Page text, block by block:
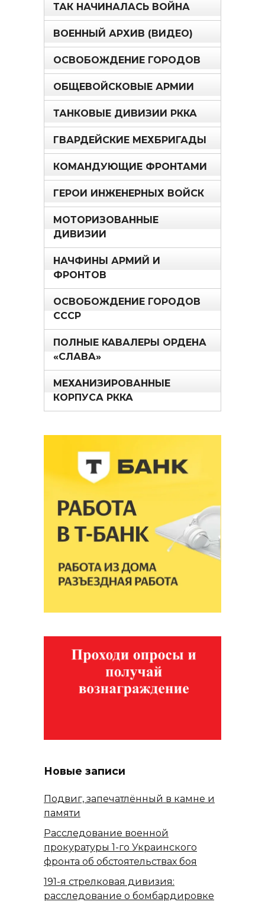
ТАК НАЧИНАЛАСЬ ВОЙНА
ВОЕННЫЙ АРХИВ (ВИДЕО)
ОСВОБОЖДЕНИЕ ГОРОДОВ
ОБЩЕВОЙСКОВЫЕ АРМИИ
ТАНКОВЫЕ ДИВИЗИИ РККА
ГВАРДЕЙСКИЕ МЕХБРИГАДЫ
КОМАНДУЮЩИЕ ФРОНТАМИ
ГЕРОИ ИНЖЕНЕРНЫХ ВОЙСК
МОТОРИЗОВАННЫЕ
ДИВИЗИИ
НАЧФИНЫ АРМИЙ И
ФРОНТОВ
ОСВОБОЖДЕНИЕ ГОРОДОВ
СССР
ПОЛНЫЕ КАВАЛЕРЫ ОРДЕНА
«СЛАВА»
МЕХАНИЗИРОВАННЫЕ
КОРПУСА РККА
Новые записи
Подвиг, запечатлённый в камне и
памяти
Расследование военной
прокуратуры 1-го Украинского
фронта об обстоятельствах боя
191-я стрелковая дивизия:
расследование о бомбардировке